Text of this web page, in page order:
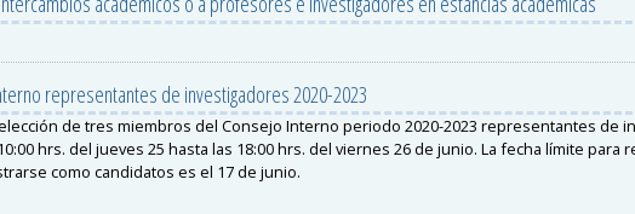
representantes de investigadores 2020-2023
de tres miembros del Consejo Interno periodo 2020-2023 representantes de
hrs. del jueves 25 hasta las 18:00 hrs. del viernes 26 de junio. La fecha límite
como candidatos es el 17 de junio.